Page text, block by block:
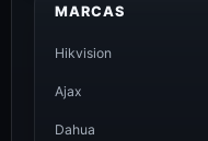
MARCAS
Hikvision
Ajax
Dahua